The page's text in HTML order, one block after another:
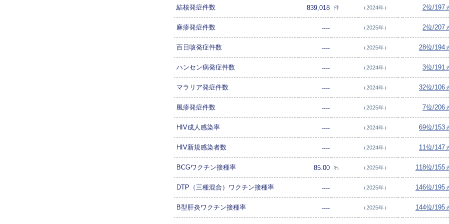
結核発症件数 839,018 件 （2024年） 2位/197
麻疹発症件数 ---- （2025年） 2位/207
百日咳発症件数 ---- （2025年） 28位/194
ハンセン病発症件数 ---- （2024年） 3位/191
マラリア発症件数 ---- （2024年） 32位/106
風疹発症件数 ---- （2025年） 7位/206
HIV成人感染率 ---- （2024年） 69位/153
HIV新規感染者数 ---- （2024年） 11位/147
BCGワクチン接種率 85.00 % （2025年） 118位/155
DTP（三種混合）ワクチン接種率 ---- （2025年） 146位/195
B型肝炎ワクチン接種率 ---- （2025年） 144位/195